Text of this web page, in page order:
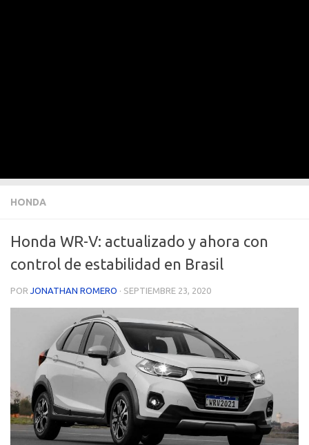
HONDA
Honda WR-V: actualizado y ahora con
control de estabilidad en Brasil
POR JONATHAN ROMERO · SEPTIEMBRE 23, 2020